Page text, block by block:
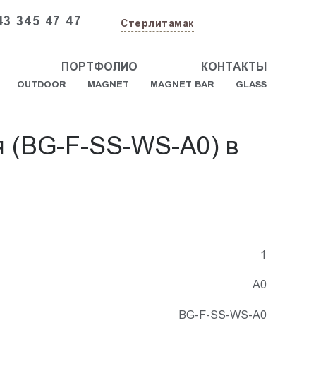
345 47 47 Стерлитамак
ПОРТФОЛИО КОНТАКТЫ
OUTDOOR MAGNET MAGNET BAR GLASS
(BG-F-SS-WS-A0) в
1
А0
BG-F-SS-WS-A0